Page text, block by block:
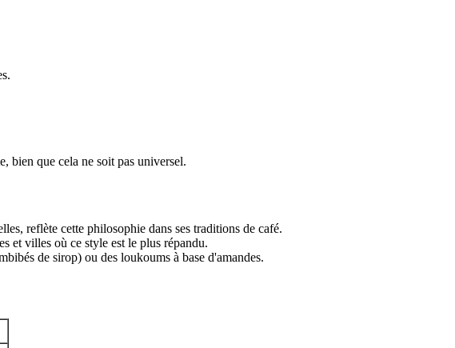
bien que cela ne soit pas universel.
reflète cette philosophie dans ses traditions de café.
et villes où ce style est le plus répandu.
de sirop) ou des loukoums à base d'amandes.